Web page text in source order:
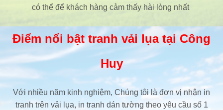
có thể để khách hàng cảm thấy hài lòng nhất
Điểm nổi bật tranh vải lụa tại Công
Huy
Với nhiều năm kinh nghiệm, Chúng tôi là đơn vị nhận in
tranh trên vải lụa, in tranh dán tường theo yêu cầu số 1